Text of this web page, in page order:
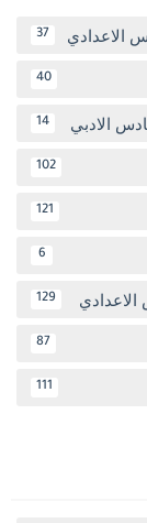
الاعدادي 37
40
الادبي 14
102
121
6
129
87
111